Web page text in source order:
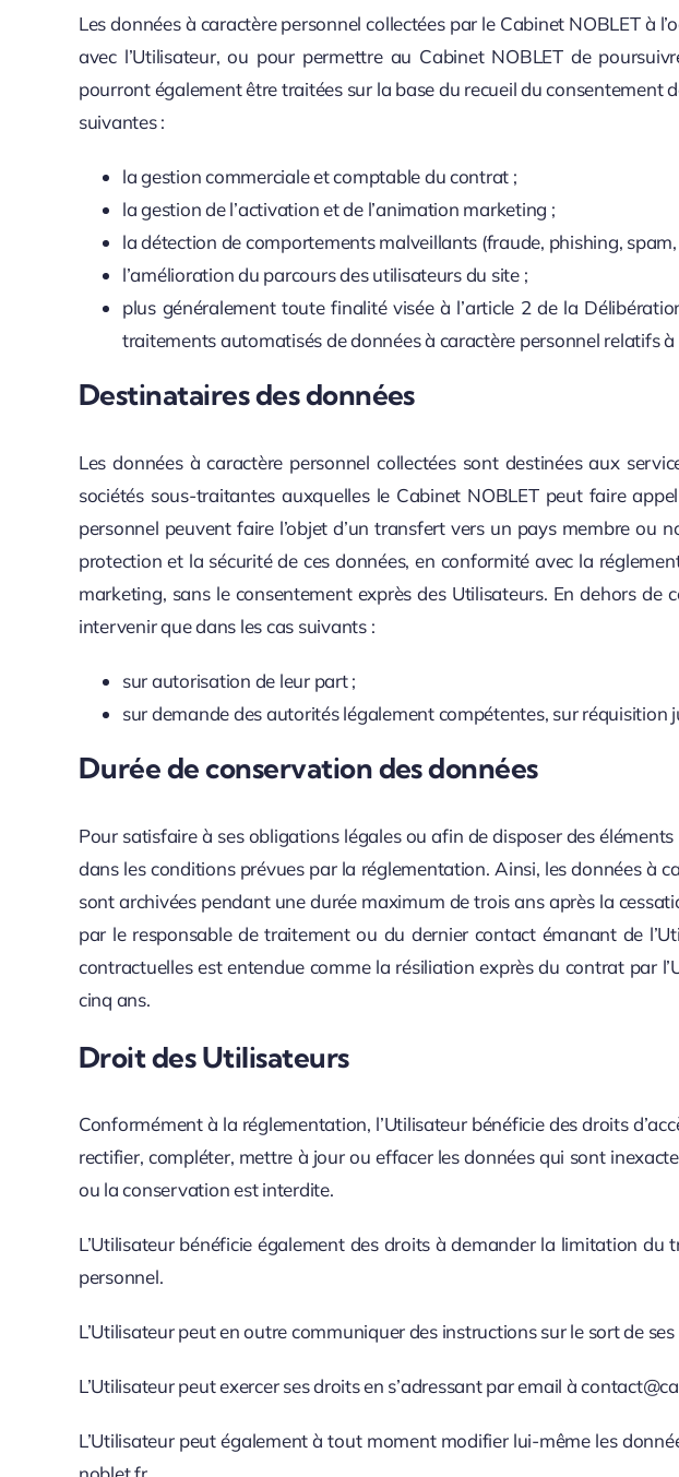
Les données à caractère personnel collectées par le Cabinet NOBLET à
avec l’Utilisateur, ou pour permettre au Cabinet NOBLET de
pourront également être traitées sur la base du recueil du consentement
suivantes :
la gestion commerciale et comptable du contrat ;
la gestion de l’activation et de l’animation marketing ;
la détection de comportements malveillants (fraude, phishing, spam,
l’amélioration du parcours des utilisateurs du site ;
plus généralement toute finalité visée à l’article 2 de la
traitements automatisés de données à caractère personnel relatifs
Destinataires des données
Les données à caractère personnel collectées sont destinées aux
sociétés sous-traitantes auxquelles le Cabinet NOBLET peut faire
personnel peuvent faire l’objet d’un transfert vers un pays membre ou
protection et la sécurité de ces données, en conformité avec la
marketing, sans le consentement exprès des Utilisateurs. En dehors
intervenir que dans les cas suivants :
sur autorisation de leur part ;
sur demande des autorités légalement compétentes, sur réquisition
Durée de conservation des données
Pour satisfaire à ses obligations légales ou afin de disposer des
dans les conditions prévues par la réglementation. Ainsi, les données à
sont archivées pendant une durée maximum de trois ans après la
par le responsable de traitement ou du dernier contact émanant de
contractuelles est entendue comme la résiliation exprès du contrat par
cinq ans.
Droit des Utilisateurs
Conformément à la réglementation, l’Utilisateur bénéficie des droits
rectifier, compléter, mettre à jour ou effacer les données qui sont
ou la conservation est interdite.
L’Utilisateur bénéficie également des droits à demander la limitation
personnel.
L’Utilisateur peut en outre communiquer des instructions sur le sort de
L’Utilisateur peut exercer ses droits en s’adressant par email à
L’Utilisateur peut également à tout moment modifier lui-même les